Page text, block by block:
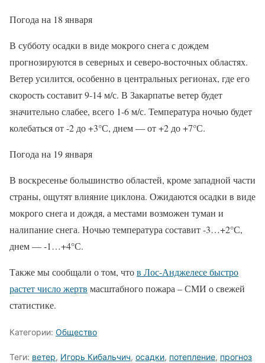
Погода на 18 января
В субботу осадки в виде мокрого снега с дождем
прогнозируются в северных и северо-восточных областях.
Ветер усилится, особенно в центральных регионах, где его
скорость составит 9-14 м/с. В Закарпатье ветер будет
значительно слабее, всего 1-6 м/с. Температура ночью будет
колебаться от -2 до +3°С, днем — от +2 до +7°С.
Погода на 19 января
В воскресенье большинство областей, кроме западной части
страны, ощутят влияние циклона. Ожидаются осадки в виде
мокрого снега и дождя, а местами возможен туман и
налипание снега. Ночью температура составит -3…+2°С,
днем — -1…+4°С.
Также мы сообщали о том, чтов Лос-Анджелесе быстро
растет число жертв масштабного пожара – СМИ о свежей
статистике.
Категории: Общество
Теги: ветер, Игорь Кибальчич, осадки, потепление, прогноз